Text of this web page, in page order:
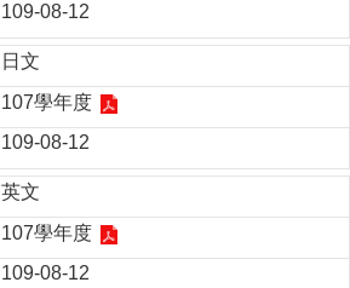
109-08-12
日文
107學年度
109-08-12
英文
107學年度
109-08-12